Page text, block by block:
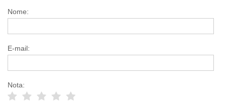
Nome:
E-mail:
Nota: